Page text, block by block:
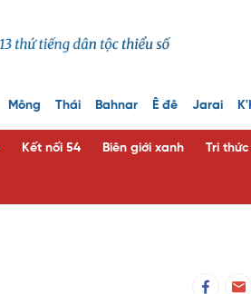
Mông Thái Bahnar Ê đê Jarai
Kết nối 54 Biên giới xanh Tri